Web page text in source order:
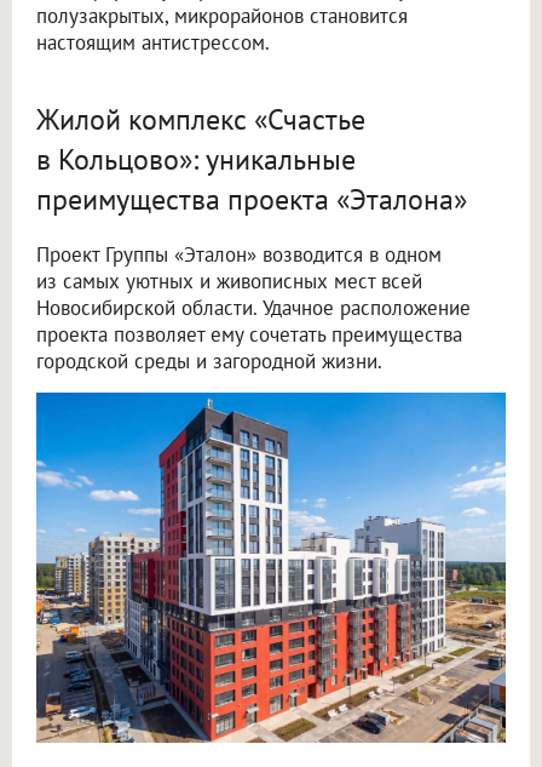
полузакрытых, микрорайонов становится
настоящим антистрессом.
Жилой комплекс «Счастье
в Кольцово»: уникальные
преимущества проекта «Эталона»
Проект Группы «Эталон» возводится в одном
из самых уютных и живописных мест всей
Новосибирской области. Удачное расположение
проекта позволяет ему сочетать преимущества
городской среды и загородной жизни.